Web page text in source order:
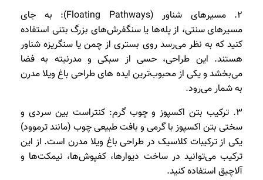
2. مسیرهای شناور (Floating Pathways): به جای
مسیرهای سنتی، از پله‌ها یا سنگفرش‌های بزرگ بتنی استفاده
کنید که به نظر می‌رسد روی بستری از چمن یا سنگریزه شناور
هستند. این طراحی، حسی از سبکی و مدرنیته به فضا
می‌بخشد و یکی از محبوب‌ترین ایده های طراحی باغ ویلا مدرن
به شمار می‌رود.
3. ترکیب بتن اکسپوز و چوب گرم: کنتراست بین سردی و
سختی بتن اکسپوز با گرمی و بافت طبیعی چوب (مانند ترموود)
یکی از ترکیبات کلاسیک در طراحی باغ ویلا مدرن است. از این
ترکیب می‌توانید در ساخت دیوارها، کفپوش‌ها، نیمکت‌ها و
آلاچیق استفاده کنید.